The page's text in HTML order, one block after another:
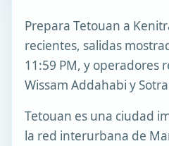
Prepara Tetouan a
recientes, salidas
11:59 PM, y operadores
Wissam Addahabi y
Tetouan es una ciudad
la red interurbana de